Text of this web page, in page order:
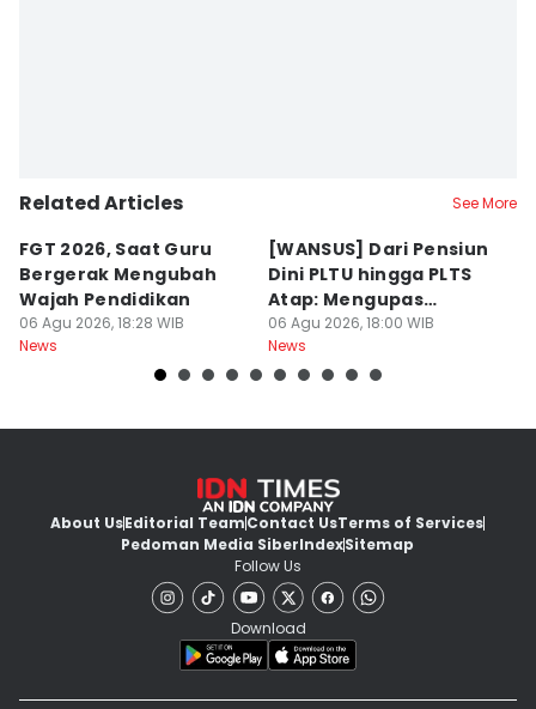
Related Articles See More
FGT 2026, Saat Guru
Bergerak Mengubah
Wajah Pendidikan
06 Agu 2026, 18:28 WIB
News
[WANSUS] Dari Pensiun
Dini PLTU hingga PLTS
Atap: Mengupas
Sengkarut Bisnis Energi
di Indonesia
06 Agu 2026, 18:00 WIB
News
About UsEditorial TeamContact UsTerms of Services
Pedoman Media SiberIndexSitemap
Follow Us
Download